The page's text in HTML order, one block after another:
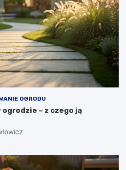
OGRODU
– z czego ją